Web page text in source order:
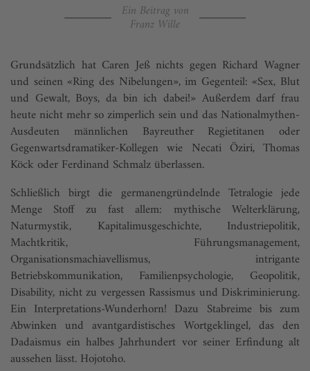
Ein Beitrag von
Franz Wille
Grundsätzlich hat Caren Jeß nichts gegen Richard Wagner
und seinen «Ring des Nibelungen», im Gegenteil: «Sex, Blut
und Gewalt, Boys, da bin ich dabei!» Außerdem darf frau
heute nicht mehr so zimperlich sein und das Nationalmythen-
Ausdeuten männlichen Bayreuther Regietitanen oder
Gegenwartsdramatiker-Kollegen wie Necati Öziri, Thomas
Köck oder Ferdinand Schmalz überlassen.
Schließlich birgt die germanengründelnde Tetralogie jede
Menge Stoff zu fast allem: mythische Welterklärung,
Naturmystik, Kapitalimusgeschichte, Industriepolitik,
Machtkritik, Führungsmanagement,
Organisationsmachiavellismus, intrigante
Betriebskommunikation, Familienpsychologie, Geopolitik,
Disability, nicht zu vergessen Rassismus und Diskriminierung.
Ein Interpretations-Wunderhorn! Dazu Stabreime bis zum
Abwinken und avantgardistisches Wortgeklingel, das den
Dadaismus ein halbes Jahrhundert vor seiner Erfindung alt
aussehen lässt. Hojotoho.